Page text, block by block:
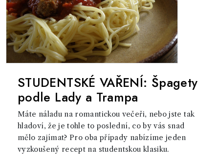
STUDENTSKÉ VAŘENÍ: Špagety
podle Lady a Trampa
Máte náladu na romantickou večeři, nebo jste tak
hladoví, že je tohle to poslední, co by vás snad
mělo zajímat? Pro oba případy nabízíme jeden
vyzkoušený recept na studentskou klasiku.